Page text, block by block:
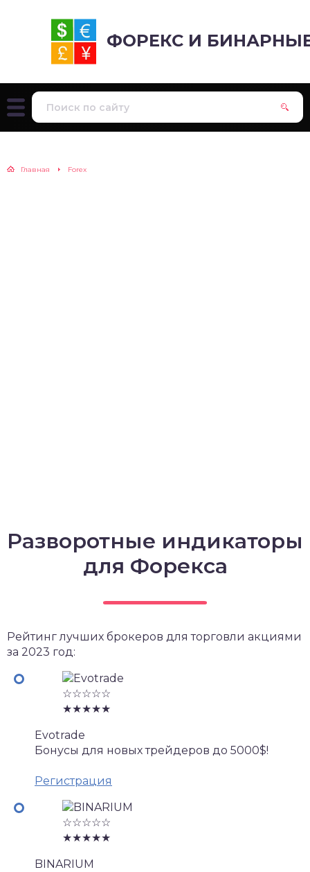
ФОРЕКС И
Главная Forex
Разворотные индикаторы
для Форекса
Рейтинг лучших брокеров для торговли акциями
за 2023 год:
☆☆☆☆☆
★★★★★
Evotrade
Бонусы для новых трейдеров до 5000$!
Регистрация
☆☆☆☆☆
★★★★★
BINARIUM